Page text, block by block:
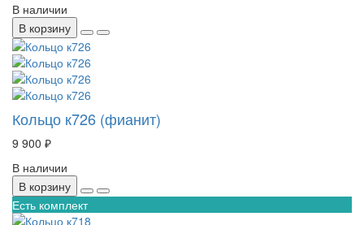
В наличии
В корзину
Кольцо к726 (фианит)
9 900 ₽
В наличии
В корзину
Есть комплект